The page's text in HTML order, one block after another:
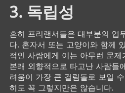
3. 독립성
흔히 프리랜서들은 대부분의 업
다. 혼자서 또는 고양이와 함께
적인 사람에게 이는 아무런 문
본래 외향적으로 타고난 사람들
려움이 가장 큰 걸림돌로 보일
히도 꼭 그렇지만은 않습니다.